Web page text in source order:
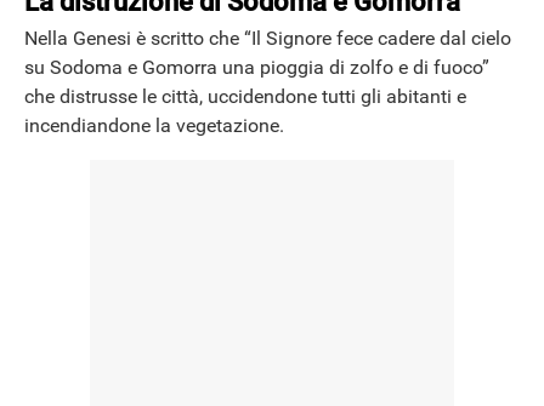
Nella Genesi è scritto che “Il Signore fece cadere dal cielo
su Sodoma e Gomorra una pioggia di zolfo e di fuoco”
che distrusse le città, uccidendone tutti gli abitanti e
incendiandone la vegetazione.